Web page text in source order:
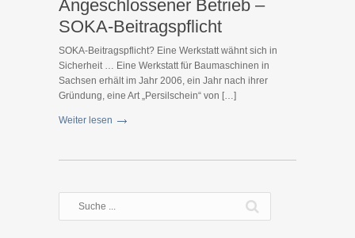
Angeschlossener Betrieb –
SOKA-Beitragspflicht
SOKA-Beitragspflicht? Eine Werkstatt wähnt sich in
Sicherheit … Eine Werkstatt für Baumaschinen in
Sachsen erhält im Jahr 2006, ein Jahr nach ihrer
Gründung, eine Art „Persilschein“ von […]
Weiter lesen